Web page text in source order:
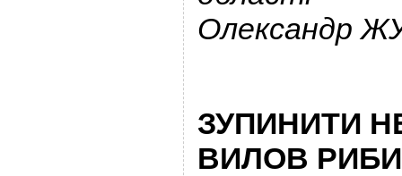
Олександр
ЗУПИНИТИ
ВИЛОВ